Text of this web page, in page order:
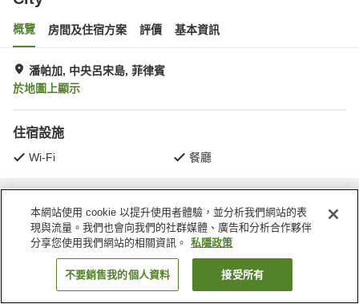
概覽 房間及住宿方案 評價 基本資訊
潘帕加, 中央呂宋島, 菲律賓
於地圖上顯示
住宿設施
Wi-Fi 餐廳
Reddoorz Plus @ Sindalan San Fernando City
找客房
本網站使用 cookie 以提升使用者體驗，並分析我們網站的表
現與流量。我們也會向我們的社群媒體、廣告和分析合作夥伴
分享您使用我們網站的相關資訊。
私隱政策
不要銷售我的個人資料 接受所有